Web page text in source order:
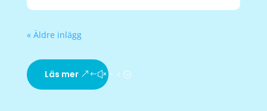
« Äldre inlägg
Läs mer